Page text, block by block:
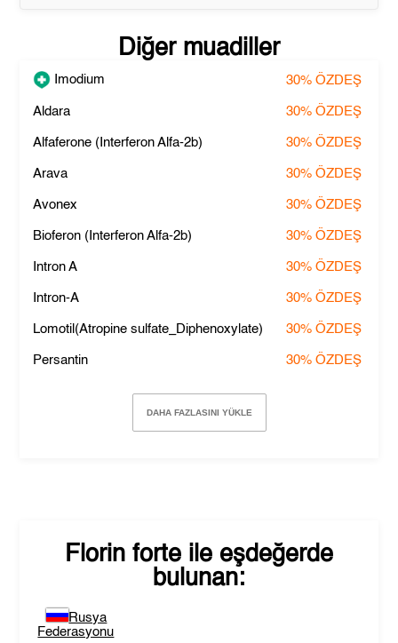
Diğer muadiller
Imodium 30%ÖZDEŞ
Aldara 30%ÖZDEŞ
Alfaferone (Interferon Alfa-2b) 30%ÖZDEŞ
Arava 30%ÖZDEŞ
Avonex 30%ÖZDEŞ
Bioferon (Interferon Alfa-2b) 30%ÖZDEŞ
Intron A 30%ÖZDEŞ
Intron-A 30%ÖZDEŞ
Lomotil(Atropine sulfate_Diphenoxylate) 30%ÖZDEŞ
Persantin 30%ÖZDEŞ
DAHA FAZLASINI YÜKLE
Florin forte ile eşdeğerde
bulunan:
Rusya
Federasyonu